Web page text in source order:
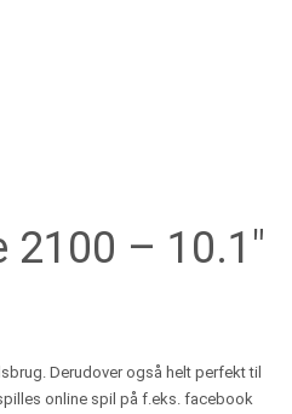
2100 – 10.1″
Derudover også helt perfekt til
online spil på f.eks. facebook